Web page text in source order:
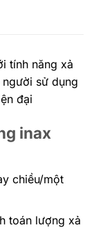
tính năng xả
sử dụng
đại
inax
chiều/một
toán lượng xả